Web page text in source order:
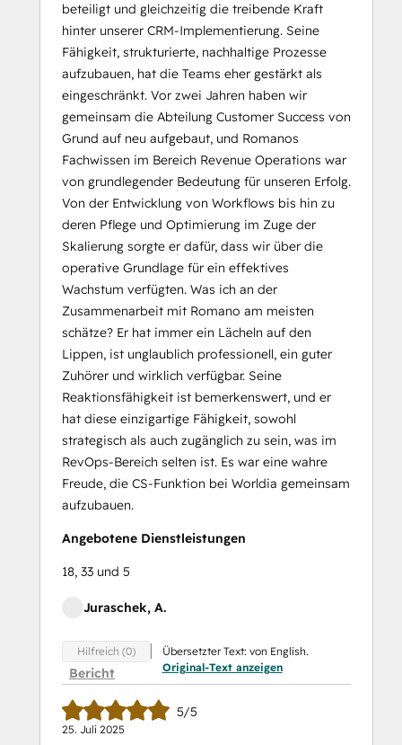
beteiligt und gleichzeitig die treibende Kraft
hinter unserer CRM-Implementierung. Seine
Fähigkeit, strukturierte, nachhaltige Prozesse
aufzubauen, hat die Teams eher gestärkt als
eingeschränkt. Vor zwei Jahren haben wir
gemeinsam die Abteilung Customer Success von
Grund auf neu aufgebaut, und Romanos
Fachwissen im Bereich Revenue Operations war
von grundlegender Bedeutung für unseren Erfolg.
Von der Entwicklung von Workflows bis hin zu
deren Pflege und Optimierung im Zuge der
Skalierung sorgte er dafür, dass wir über die
operative Grundlage für ein effektives
Wachstum verfügten. Was ich an der
Zusammenarbeit mit Romano am meisten
schätze? Er hat immer ein Lächeln auf den
Lippen, ist unglaublich professionell, ein guter
Zuhörer und wirklich verfügbar. Seine
Reaktionsfähigkeit ist bemerkenswert, und er
hat diese einzigartige Fähigkeit, sowohl
strategisch als auch zugänglich zu sein, was im
RevOps-Bereich selten ist. Es war eine wahre
Freude, die CS-Funktion bei Worldia gemeinsam
aufzubauen.
Angebotene Dienstleistungen
18, 33 und 5
Juraschek, A.
Hilfreich (0)
Bericht
Übersetzter Text: von English.
Original-Text anzeigen
5/5
25. Juli 2025